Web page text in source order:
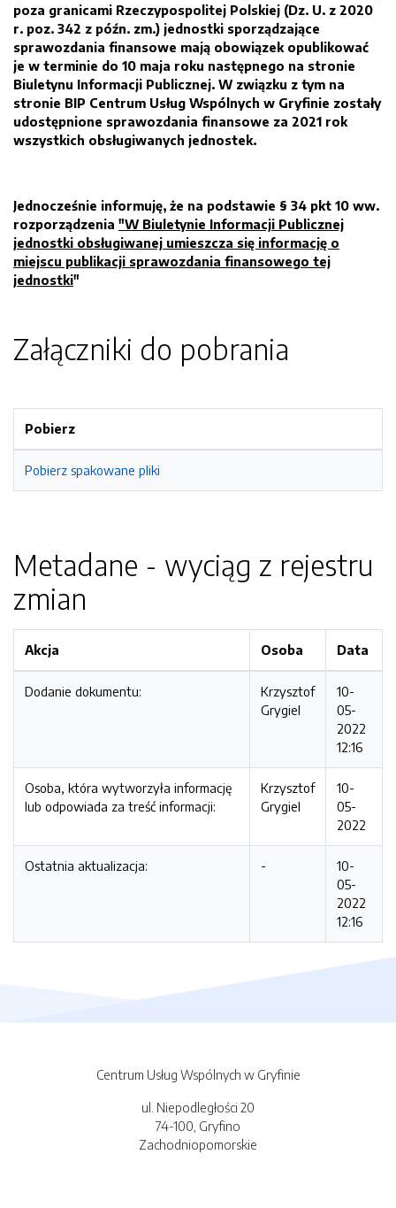
poza granicami Rzeczypospolitej Polskiej (Dz. U. z 2020
r. poz. 342 z późn. zm.) jednostki sporządzające
sprawozdania finansowe mają obowiązek opublikować
je w terminie do 10 maja roku następnego na stronie
Biuletynu Informacji Publicznej. W związku z tym na
stronie BIP Centrum Usług Wspólnych w Gryfinie zostały
udostępnione sprawozdania finansowe za 2021 rok
wszystkich obsługiwanych jednostek.
Jednocześnie informuję, że na podstawie § 34 pkt 10 ww.
rozporządzenia "W Biuletynie Informacji Publicznej
jednostki obsługiwanej umieszcza się informację o
miejscu publikacji sprawozdania finansowego tej
jednostki"
Załączniki do pobrania
Pobierz
Pobierz spakowane pliki
Metadane - wyciąg z rejestru
zmian
Akcja Osoba Data
Dodanie dokumentu:
Krzysztof
Grygiel
10-
05-
2022
12:16
Osoba, która wytworzyła informację
lub odpowiada za treść informacji:
Krzysztof
Grygiel
10-
05-
2022
Ostatnia aktualizacja: -
10-
05-
2022
12:16
Centrum Usług Wspólnych w Gryfinie
ul. Niepodległości 20
74-100, Gryfino
Zachodniopomorskie